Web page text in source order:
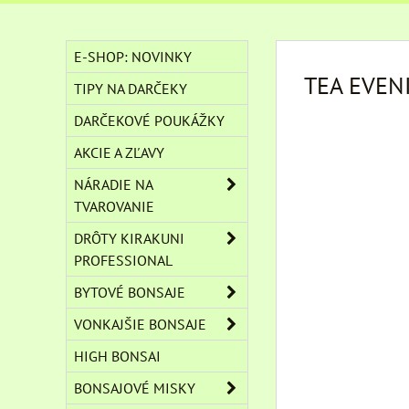
TEA
E-SHOP: NOVINKY
TIPY NA DARČEKY
DARČEKOVÉ POUKÁŽKY
AKCIE A ZĽAVY
NÁRADIE NA
TVAROVANIE
DRÔTY KIRAKUNI
PROFESSIONAL
BYTOVÉ BONSAJE
VONKAJŠIE BONSAJE
HIGH BONSAI
BONSAJOVÉ MISKY